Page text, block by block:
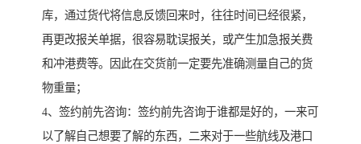
库，通过货代将信息反馈回来时，往往时间已经很紧，
再更改报关单据，很容易耽误报关，或产生加急报关费
和冲港费等。因此在交货前一定要先准确测量自己的货
物重量；
4、签约前先咨询：签约前先咨询于谁都是好的，一来可
以了解自己想要了解的东西，二来对于一些航线及港口